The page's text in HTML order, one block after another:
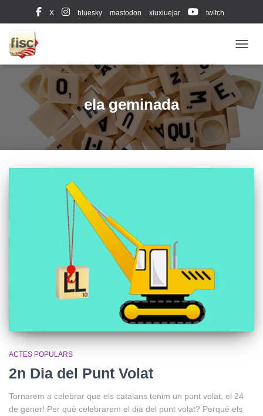
X bluesky mastodon xiuxiuejar twitch
ela geminada
ACTES POPULARS
2n Dia del Punt Volat
Tornarem a celebrar que els catalans tenim un punt volat, el 24
de gener! Per què celebrarem el dia del punt volat? Perquè els